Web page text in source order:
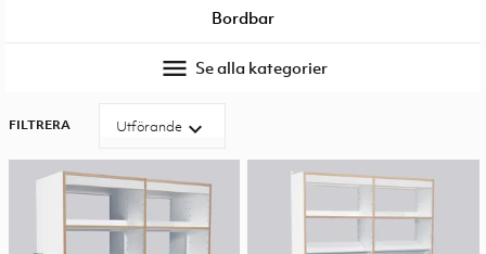
Bordbar
menu Se alla kategorier
FILTRERA Utförandeexpand_more